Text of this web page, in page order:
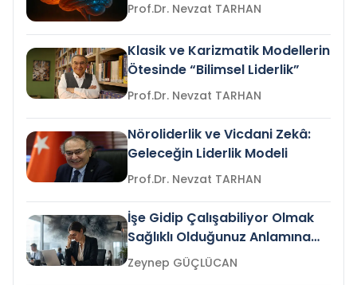
Prof.Dr. Nevzat TARHAN
Klasik ve Karizmatik Modellerin
Ötesinde “Bilimsel Liderlik”
Prof.Dr. Nevzat TARHAN
Nöroliderlik ve Vicdani Zekâ:
Geleceğin Liderlik Modeli
Prof.Dr. Nevzat TARHAN
İşe Gidip Çalışabiliyor Olmak
Sağlıklı Olduğunuz Anlamına
Gelir mi?Zeynep GÜÇLÜCAN